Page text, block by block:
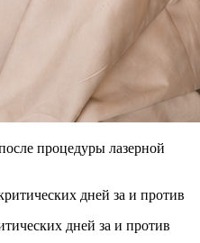
процедуры лазерной
дней за и против